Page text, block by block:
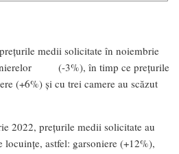
medii solicitate în noiembrie
(-3%), în timp ce prețurile
(+6%) și cu trei camere au scăzut
2022, prețurile medii solicitate au
locuințe, astfel: garsoniere (+12%),